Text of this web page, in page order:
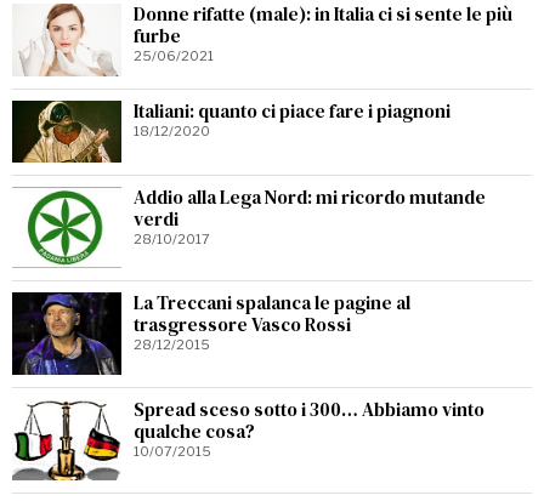
Donne rifatte (male): in Italia ci si sente le più
furbe
25/06/2021
Italiani: quanto ci piace fare i piagnoni
18/12/2020
Addio alla Lega Nord: mi ricordo mutande
verdi
28/10/2017
La Treccani spalanca le pagine al
trasgressore Vasco Rossi
28/12/2015
Spread sceso sotto i 300… Abbiamo vinto
qualche cosa?
10/07/2015